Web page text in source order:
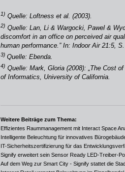
1) Quelle: Loftness et al. (2003).
2) Quelle: Lan, Li & Wargocki, Pawel &
discomfort in an office on perceived air
human performance.” In: Indoor Air 21:5, S.
3) Quelle: Ebenda.
4) Quelle: Mark, Gloria (2008): „The Cost
of Informatics, University of California.
Weitere Beiträge zum Thema:
Effizientes Raummanagement mit Interact Space
Intelligente Beleuchtung für innovatives
IT-Sicherheitszertifizierung für das
Signify erweitert sein Sensor Ready LED-Treiber-
Auf dem Weg zur Smart City - Signify stattet die